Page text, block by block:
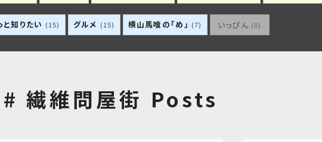
と知りたい (15) グルメ (15) 横山馬喰の「め」 (7) いっぴん (0)
# 繊維問屋街 Posts